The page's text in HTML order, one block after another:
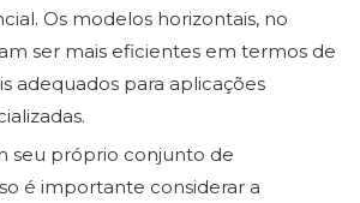
Os modelos horizontais, no
ser mais eficientes em termos de
adequados para aplicações
seu próprio conjunto de
é importante considerar a